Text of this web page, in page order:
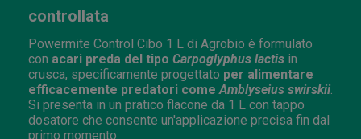
controllata
Powermite Control Cibo 1 L di Agrobio è formulato
con acari preda del tipo Carpoglyphus lactis in
crusca, specificamente progettato per alimentare
efficacemente predatori come Amblyseius swirskii
Si presenta in un pratico flacone da 1 L con tappo
dosatore che consente un'applicazione precisa fin dal
primo momento.